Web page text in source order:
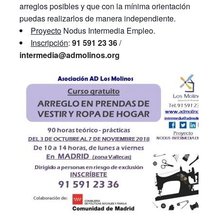
arreglos posibles y que con la mínima orientación
puedas realizarlos de manera independiente.
Proyecto Nodus Intermedia Empleo.
Inscripción: 91 591 23 36/
intermedia@admolinos.org